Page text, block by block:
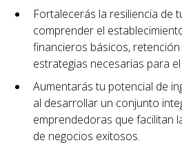
Fortalecerás la resiliencia de
comprender el
financieros básicos, retención
estrategias necesarias para
Aumentarás tu potencial de
al desarrollar un conjunto
emprendedoras que facilitan
de negocios exitosos.